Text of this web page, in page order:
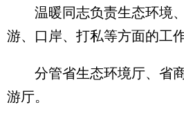
温暖同志负责生态环境、
游、口岸、打私等方面的工作
分管省生态环境厅、省商
游厅。